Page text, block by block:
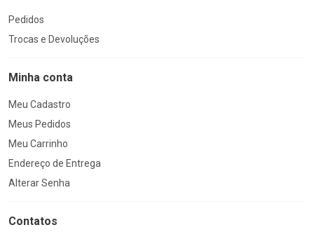
Pedidos
Trocas e Devoluções
Minha conta
Meu Cadastro
Meus Pedidos
Meu Carrinho
Endereço de Entrega
Alterar Senha
Contatos